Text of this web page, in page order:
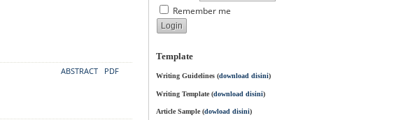
Remember me
Template
Writing Guidelines (download disini)
Writing Template (download disini)
Article Sample (dowload disini)
ABSTRACT PDF